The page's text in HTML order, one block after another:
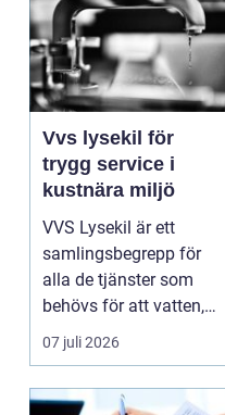
Vvs lysekil för
trygg service i
kustnära miljö
VVS Lysekil är ett
samlingsbegrepp för
alla de tjänster som
behövs för att vatten,
värme och avlopp ...
07 juli 2026